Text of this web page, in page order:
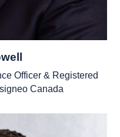
Officer & Registered
Canada